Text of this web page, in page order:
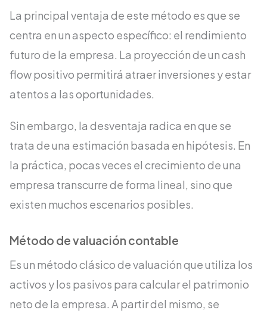
La principal ventaja de este método es que se
centra en un aspecto específico: el rendimiento
futuro de la empresa. La proyección de un cash
flow positivo permitirá atraer inversiones y estar
atentos a las oportunidades.
Sin embargo, la desventaja radica en que se
trata de una estimación basada en hipótesis. En
la práctica, pocas veces el crecimiento de una
empresa transcurre de forma lineal, sino que
existen muchos escenarios posibles.
Método de valuación contable
Es un método clásico de valuación que utiliza los
activos y los pasivos para calcular el patrimonio
neto de la empresa. A partir del mismo, se